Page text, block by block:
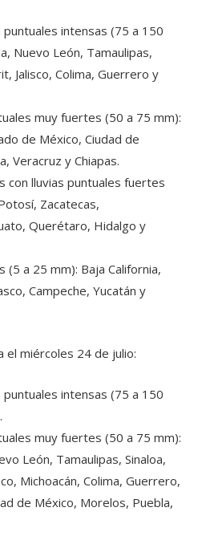
intensas (75 a 150
Nuevo León, Tamaulipas,
Jalisco, Colima, Guerrero y
muy fuertes (50 a 75 mm):
de México, Ciudad de
Veracruz y Chiapas.
con lluvias puntuales fuertes
Zacatecas,
Querétaro, Hidalgo y
(5 a 25 mm): Baja California,
Campeche, Yucatán y
el miércoles 24 de julio:
intensas (75 a 150
muy fuertes (50 a 75 mm):
León, Tamaulipas, Sinaloa,
Michoacán, Colima, Guerrero,
de México, Morelos, Puebla,